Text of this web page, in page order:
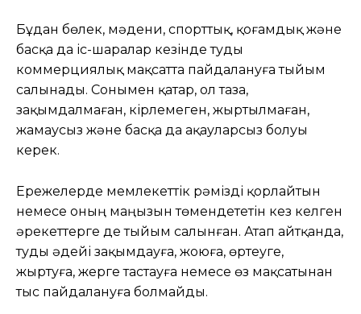
Бұдан бөлек, мәдени, спорттық, қоғамдық және
басқа да іс-шаралар кезінде туды
коммерциялық мақсатта пайдалануға тыйым
салынады. Сонымен қатар, ол таза,
зақымдалмаған, кірлемеген, жыртылмаған,
жамаусыз және басқа да ақауларсыз болуы
керек.
Ережелерде мемлекеттік рәмізді қорлайтын
немесе оның маңызын төмендететін кез келген
әрекеттерге де тыйым салынған. Атап айтқанда,
туды әдейі зақымдауға, жоюға, өртеуге,
жыртуға, жерге тастауға немесе өз мақсатынан
тыс пайдалануға болмайды.